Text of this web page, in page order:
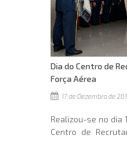
Dia do Centro de
Força Aérea
17 de Dezembro de
Realizou-se no dia
Centro de